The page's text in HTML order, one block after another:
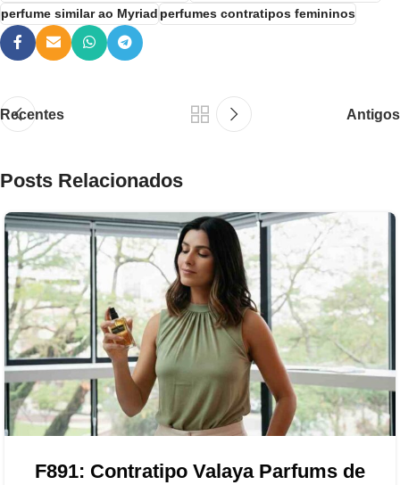
perfume similar ao Myriadperfumes contratipos femininos
Recentes Antigos
Posts Relacionados
F891: Contratipo Valaya Parfums de